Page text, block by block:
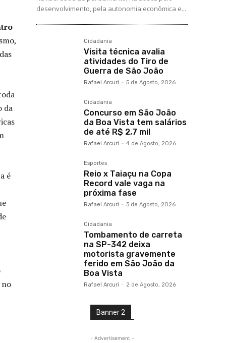
da
é
no
desenvolvimento, pela autonomia econômica e...
Cidadania
Visita técnica avalia
atividades do Tiro de
Guerra de São João
Rafael Arcuri - 5 de Agosto, 2026
Cidadania
Concurso em São João
da Boa Vista tem salários
de até R$ 2,7 mil
Rafael Arcuri - 4 de Agosto, 2026
Esportes
Reio x Taiaçu na Copa
Record vale vaga na
próxima fase
Rafael Arcuri - 3 de Agosto, 2026
Cidadania
Tombamento de carreta
na SP-342 deixa
motorista gravemente
ferido em São João da
Boa Vista
Rafael Arcuri - 2 de Agosto, 2026
Banner 2
- Advertisement -